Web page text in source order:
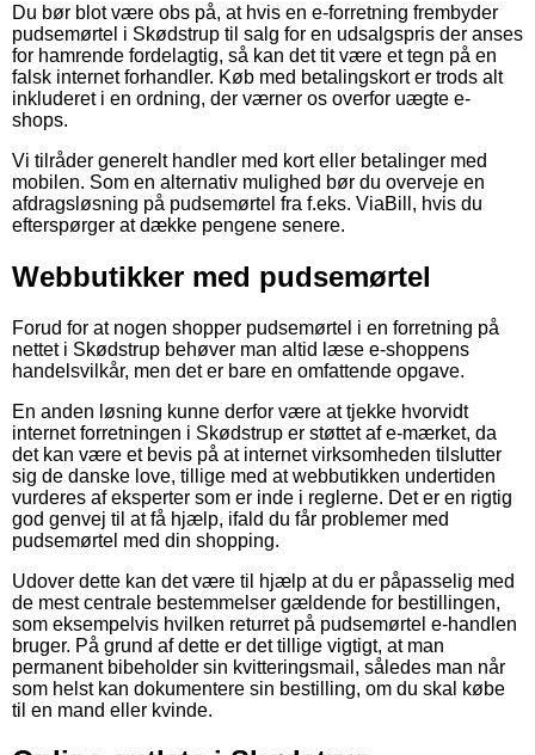
Du bør blot være obs på, at hvis en e-forretning frembyder
pudsemørtel i Skødstrup til salg for en udsalgspris der anses
for hamrende fordelagtig, så kan det tit være et tegn på en
falsk internet forhandler. Køb med betalingskort er trods alt
inkluderet i en ordning, der værner os overfor uægte e-
shops.
Vi tilråder generelt handler med kort eller betalinger med
mobilen. Som en alternativ mulighed bør du overveje en
afdragsløsning på pudsemørtel fra f.eks. ViaBill, hvis du
efterspørger at dække pengene senere.
Webbutikker med pudsemørtel
Forud for at nogen shopper pudsemørtel i en forretning på
nettet i Skødstrup behøver man altid læse e-shoppens
handelsvilkår, men det er bare en omfattende opgave.
En anden løsning kunne derfor være at tjekke hvorvidt
internet forretningen i Skødstrup er støttet af e-mærket, da
det kan være et bevis på at internet virksomheden tilslutter
sig de danske love, tillige med at webbutikken undertiden
vurderes af eksperter som er inde i reglerne. Det er en rigtig
god genvej til at få hjælp, ifald du får problemer med
pudsemørtel med din shopping.
Udover dette kan det være til hjælp at du er påpasselig med
de mest centrale bestemmelser gældende for bestillingen,
som eksempelvis hvilken returret på pudsemørtel e-handlen
bruger. På grund af dette er det tillige vigtigt, at man
permanent bibeholder sin kvitteringsmail, således man når
som helst kan dokumentere sin bestilling, om du skal købe
til en mand eller kvinde.